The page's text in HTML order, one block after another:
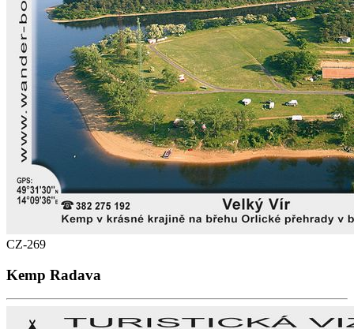
CZ-269
Kemp Radava